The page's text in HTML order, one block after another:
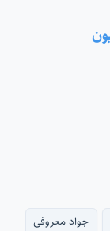
جواد معروفی